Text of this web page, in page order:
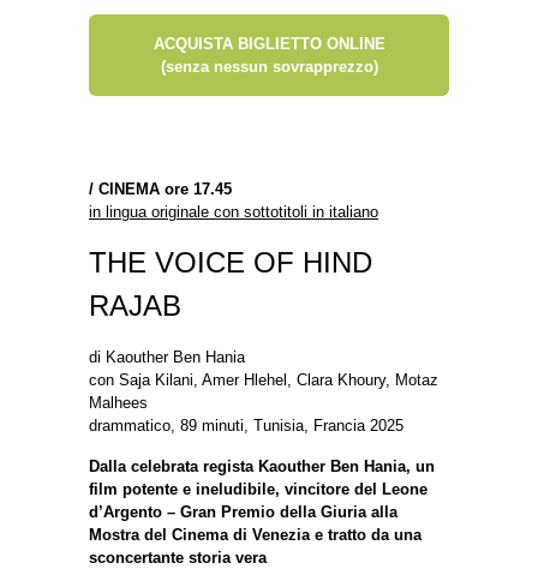
ACQUISTA BIGLIETTO ONLINE
(senza nessun sovrapprezzo)
/ CINEMA ore 17.45
in lingua originale con sottotitoli in italiano
THE VOICE OF HIND
RAJAB
di Kaouther Ben Hania
con Saja Kilani, Amer Hlehel, Clara Khoury, Motaz
Malhees
drammatico, 89 minuti, Tunisia, Francia 2025
Dalla celebrata regista Kaouther Ben Hania, un
film potente e ineludibile, vincitore del Leone
d’Argento – Gran Premio della Giuria alla
Mostra del Cinema di Venezia e tratto da una
sconcertante storia vera